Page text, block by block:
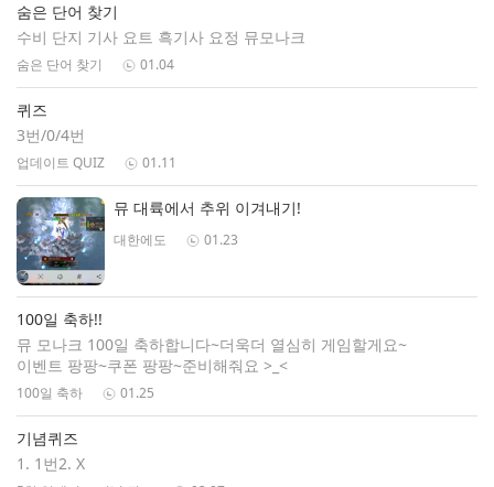
숨은 단어 찾기
수비 단지 기사 요트 흑기사 요정 뮤모나크
숨은 단어 찾기 01.04
퀴즈
3번/0/4번
업데이트 QUIZ 01.11
뮤 대륙에서 추위 이겨내기!
대한에도 01.23
100일 축하!!
뮤 모나크 100일 축하합니다~더욱더 열심히 게임할게요~
이벤트 팡팡~쿠폰 팡팡~준비해줘요 >_<
100일 축하 01.25
기념퀴즈
1. 1번2. X